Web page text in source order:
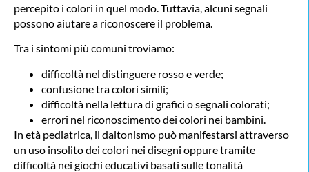
percepito i colori in quel modo. Tuttavia, alcuni segnali
possono aiutare a riconoscere il problema.
Tra i sintomi più comuni troviamo:
difficoltà nel distinguere rosso e verde;
confusione tra colori simili;
difficoltà nella lettura di grafici o segnali colorati;
errori nel riconoscimento dei colori nei bambini.
In età pediatrica, il daltonismo può manifestarsi attraverso
un uso insolito dei colori nei disegni oppure tramite
difficoltà nei giochi educativi basati sulle tonalità